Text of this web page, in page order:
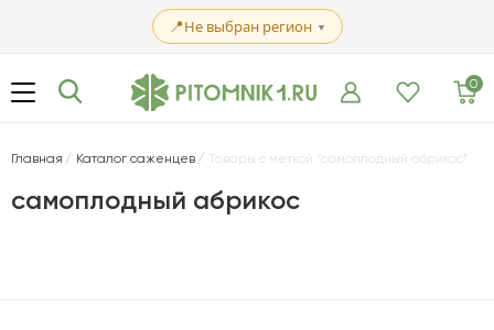
📍Не выбран регион ▼
0
Главная Каталог саженцев Товары с меткой “самоплодный абрикос”
самоплодный абрикос